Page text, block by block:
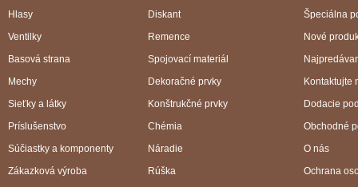
Hlasy
Ventilky
Diskant
Remence
Basová strana
Mechy
Spojovací materiál
Dekoračné prvky
Sieťky a látky
Príslušenstvo
Konštrukčné prvky
Chémia
Súčiastky a komponenty
Zákazková výroba
Náradie
Rúška
Špeciálna
Nové
Kontaktujte
Dodacie
Obchodné
O nás
Ochrana